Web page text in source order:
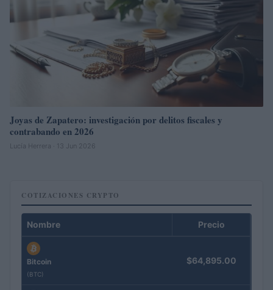
Joyas de Zapatero: investigación por delitos fiscales y
contrabando en 2026
Lucía Herrera · 13 Jun 2026
COTIZACIONES CRYPTO
Nombre Precio
Bitcoin
(BTC)
$64,895.00